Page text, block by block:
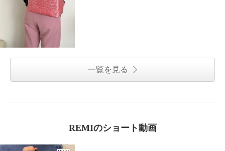
一覧を見る
REMIのショート動画